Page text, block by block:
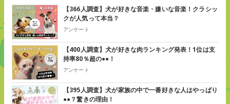
【366人調査】犬が好きな音楽・嫌いな音楽！クラシッ
クが人気って本当？
アンケート
【400人調査】犬が好きな肉ランキング発表！1位は支
持率80％超の●●！
アンケート
【395人調査】犬が家族の中で一番好きな人はやっぱり
●●？驚きの理由！